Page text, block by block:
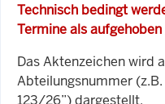
Technisch bedingt
Termine als
Das Aktenzeichen wird
Abteilungsnummer
123/26”) dargestellt.